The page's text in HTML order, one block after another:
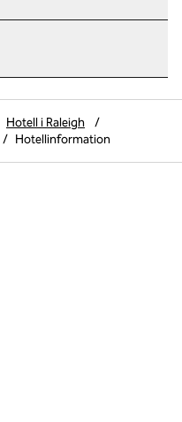
Hotell i Raleigh
/
/ Hotellinformation